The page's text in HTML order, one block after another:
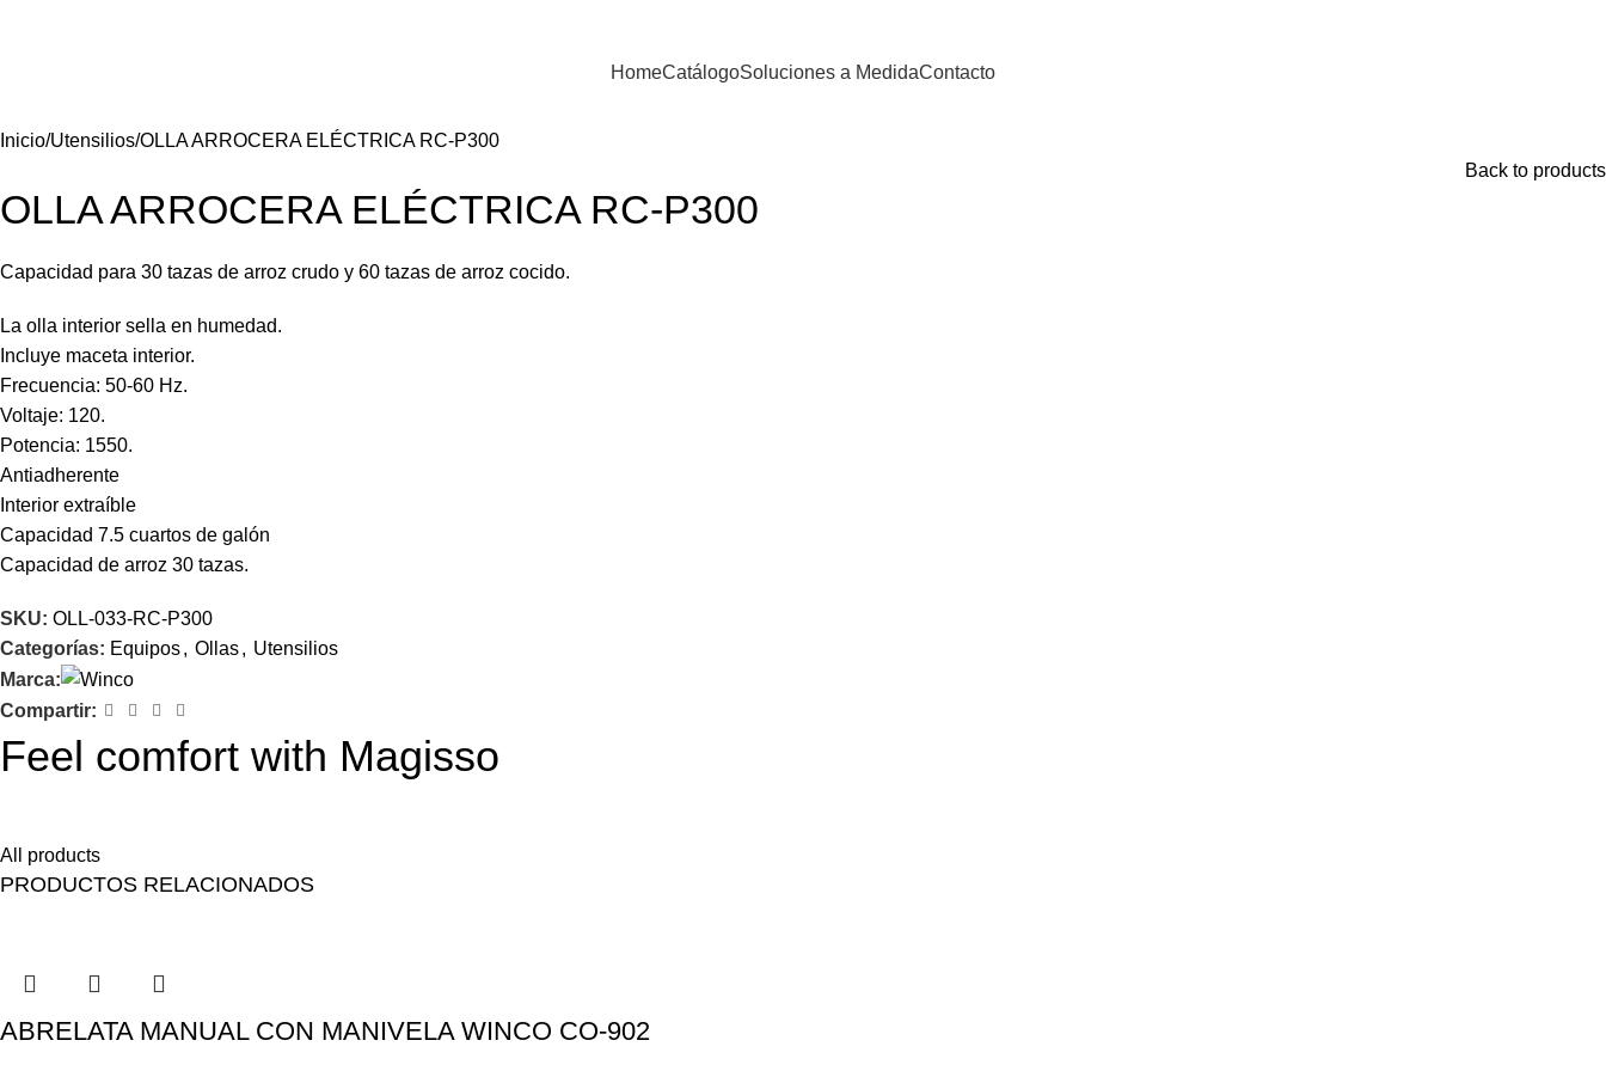
HomeCatálogoSoluciones a MedidaContacto
Inicio Utensilios OLLA ARROCERA ELÉCTRICA RC-P300
Back to products
OLLA ARROCERA ELÉCTRICA RC-P300
Capacidad para 30 tazas de arroz crudo y 60 tazas de arroz cocido.
La olla interior sella en humedad.
Incluye maceta interior.
Frecuencia: 50-60 Hz.
Voltaje: 120.
Potencia: 1550.
Antiadherente
Interior extraíble
Capacidad 7.5 cuartos de galón
Capacidad de arroz 30 tazas.
SKU: OLL-033-RC-P300
Categorías: Equipos, Ollas, Utensilios
Marca:
Compartir:
Feel comfort with Magisso
All products
PRODUCTOS RELACIONADOS
ABRELATA MANUAL CON MANIVELA WINCO CO-902